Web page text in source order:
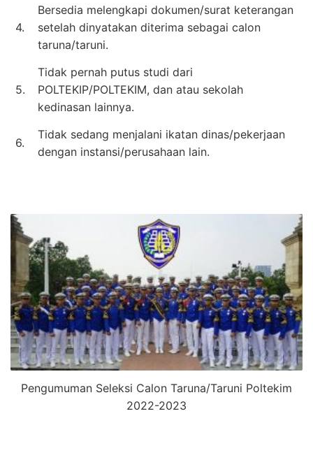
4.
Bersedia melengkapi dokumen/surat keterangan
setelah dinyatakan diterima sebagai calon
taruna/taruni.
5.
Tidak pernah putus studi dari
POLTEKIP/POLTEKIM, dan atau sekolah
kedinasan lainnya.
6.
Tidak sedang menjalani ikatan dinas/pekerjaan
dengan instansi/perusahaan lain.
Pengumuman Seleksi Calon Taruna/Taruni Poltekim
2022-2023